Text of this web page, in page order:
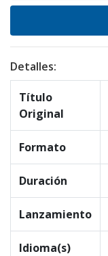
Detalles:
Título
Original
Formato
Duración
Lanzamiento
Idioma(s)